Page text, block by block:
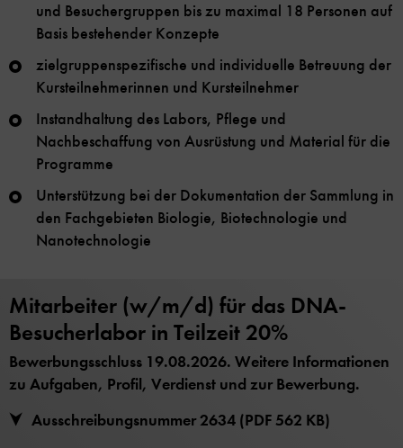
und Besuchergruppen bis zu maximal 18 Personen auf
Basis bestehender Konzepte
zielgruppenspezifische und individuelle Betreuung der
Kursteilnehmerinnen und Kursteilnehmer
Instandhaltung des Labors, Pflege und
Nachbeschaffung von Ausrüstung und Material für die
Programme
Unterstützung bei der Dokumentation der Sammlung in
den Fachgebieten Biologie, Biotechnologie und
Nanotechnologie
Mitarbeiter (w/m/d) für das DNA-
Besucherlabor in Teilzeit 20%
Bewerbungsschluss 19.08.2026. Weitere Informationen
zu Aufgaben, Profil, Verdienst und zur Bewerbung.
Ausschreibungsnummer 2634 (PDF 562 KB)